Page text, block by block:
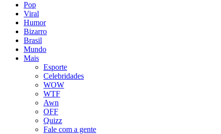
Pop
Viral
Humor
Bizarro
Brasil
Mundo
Mais
Esporte
Celebridades
WOW
WTF
Awn
OFF
Quizz
Fale com a gente